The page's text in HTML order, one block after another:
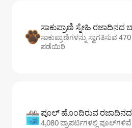
ಸಾಕುಪ್ರಾಣಿ ಸ್ನೇಹಿ ರಜಾದಿನದ
ಸಾಕುಪ್ರಾಣಿಗಳನ್ನು ಸ್ವಾಗತಿಸುವ
ಪಡೆಯಿರಿ
ಪೂಲ್ ಹೊಂದಿರುವ ರಜಾದಿನದ
4,080 ಪ್ರಾಪರ್ಟಿಗಳಲ್ಲಿ ಪೂಲ್‌‌‌‌‌‌‌‌‌ಗಳಿವೆ